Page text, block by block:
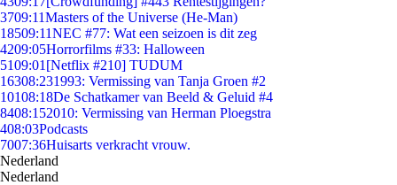
3709:11Masters of the Universe (He-Man)
18509:11NEC #77: Wat een seizoen is dit zeg
4209:05Horrorfilms #33: Halloween
5109:01 [Netflix #210] TUDUM
16308:231993: Vermissing van Tanja Groen #2
10108:18De Schatkamer van Beeld & Geluid #4
8408:152010: Vermissing van Herman Ploegstra
408:03Podcasts
7007:36Huisarts verkracht vrouw.
Nederland
Nederland